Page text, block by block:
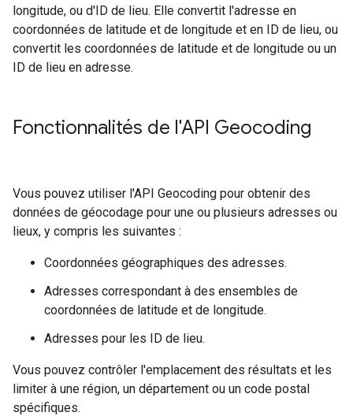
longitude, ou d'ID de lieu. Elle convertit l'adresse en
coordonnées de latitude et de longitude et en ID de lieu, ou
convertit les coordonnées de latitude et de longitude ou un
ID de lieu en adresse.
Fonctionnalités de l'API Geocoding
Vous pouvez utiliser l'API Geocoding pour obtenir des
données de géocodage pour une ou plusieurs adresses ou
lieux, y compris les suivantes :
Coordonnées géographiques des adresses.
Adresses correspondant à des ensembles de
coordonnées de latitude et de longitude.
Adresses pour les ID de lieu.
Vous pouvez contrôler l'emplacement des résultats et les
limiter à une région, un département ou un code postal
spécifiques.